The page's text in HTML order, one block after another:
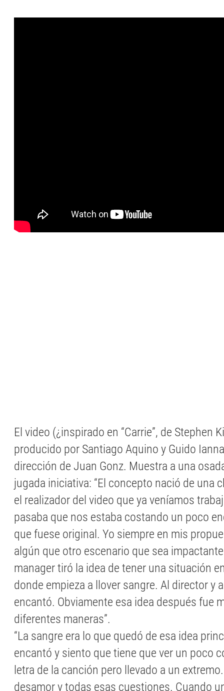
El video (¿inspirado en “Carrie”, de Stephen
producido por Santiago Aquino y Guido
dirección de Juan Gonz. Muestra a una
jugada iniciativa: “El concepto nació de una
el realizador del video que ya veníamos
pasaba que nos estaba costando un poco
que fuese original. Yo siempre en mis
algún que otro escenario que sea
manager tiró la idea de tener una situación
donde empieza a llover sangre. Al director y
encantó. Obviamente esa idea después fue
diferentes maneras”.
“La sangre era lo que quedó de esa idea
encantó y siento que tiene que ver un poco
letra de la canción pero llevado a un
desamor y todas esas cuestiones. Cuando